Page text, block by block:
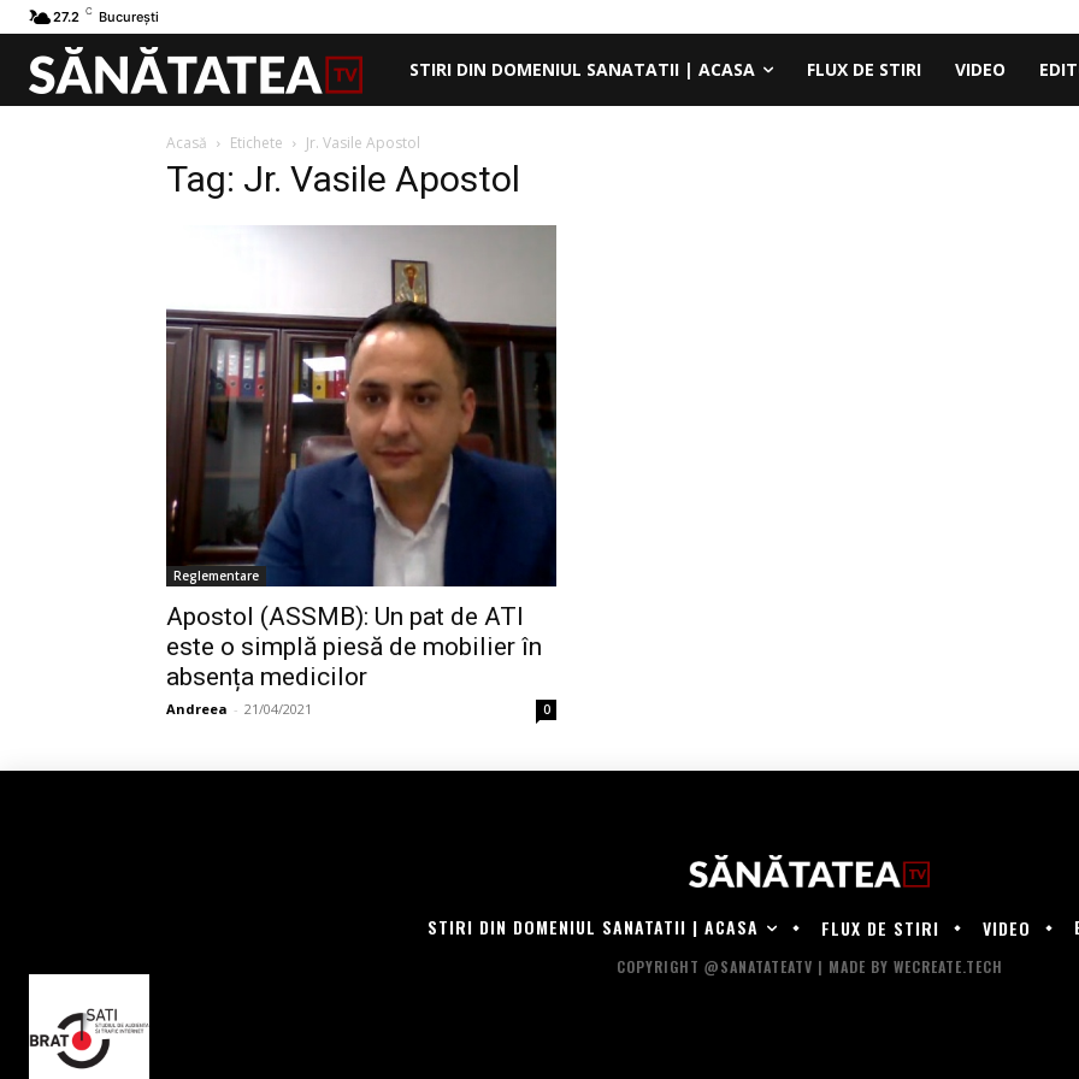
27.2 C București
STIRI DIN DOMENIUL SANATATII | ACASA FLUX DE STIRI VIDEO
Acasă Etichete Jr. Vasile Apostol
Tag: Jr. Vasile Apostol
Reglementare
Apostol (ASSMB): Un pat de ATI
este o simplă piesă de mobilier în
absența medicilor
Andreea - 21/04/2021 0
STIRI DIN DOMENIUL SANATATII | ACASA FLUX DE STIRI VIDEO
COPYRIGHT @SANATATEATV | MADE BY WECREATE.TECH